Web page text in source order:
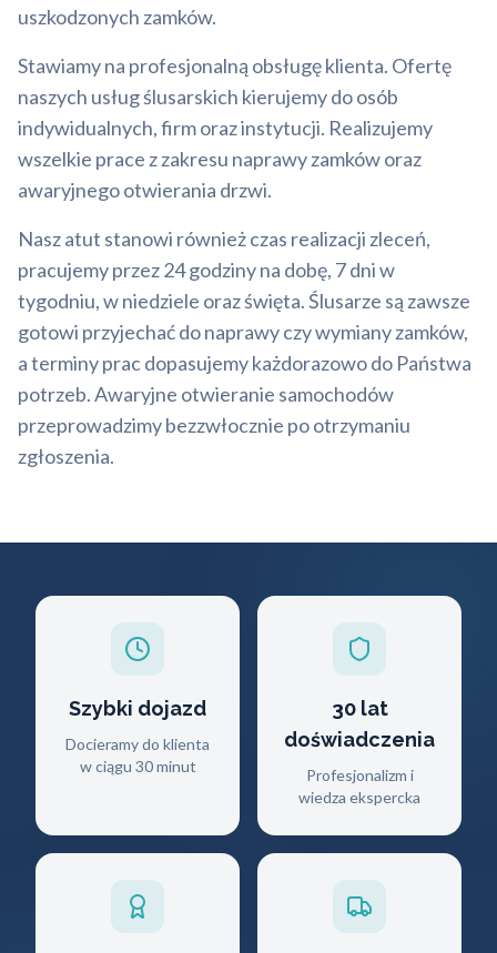
uszkodzonych zamków.
Stawiamy na profesjonalną obsługę klienta. Ofertę
naszych usług ślusarskich kierujemy do osób
indywidualnych, firm oraz instytucji. Realizujemy
wszelkie prace z zakresu naprawy zamków oraz
awaryjnego otwierania drzwi.
Nasz atut stanowi również czas realizacji zleceń,
pracujemy przez 24 godziny na dobę, 7 dni w
tygodniu, w niedziele oraz święta. Ślusarze są zawsze
gotowi przyjechać do naprawy czy wymiany zamków,
a terminy prac dopasujemy każdorazowo do Państwa
potrzeb. Awaryjne otwieranie samochodów
przeprowadzimy bezzwłocznie po otrzymaniu
zgłoszenia.
Szybki dojazd
Docieramy do klienta
w ciągu 30 minut
30 lat
doświadczenia
Profesjonalizm i
wiedza ekspercka